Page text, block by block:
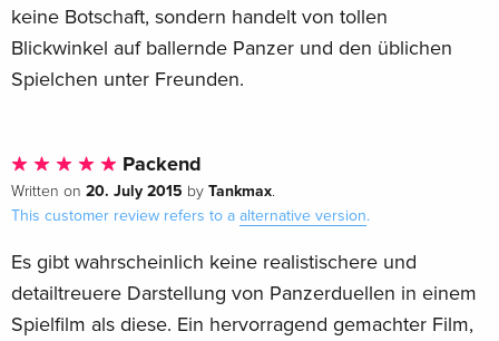
keine Botschaft, sondern handelt von tollen
Blickwinkel auf ballernde Panzer und den üblichen
Spielchen unter Freunden.
Packend
Written on 20. July 2015 by Tankmax.
This customer review refers to a alternative version.
Es gibt wahrscheinlich keine realistischere und
detailtreuere Darstellung von Panzerduellen in einem
Spielfilm als diese. Ein hervorragend gemachter Film,